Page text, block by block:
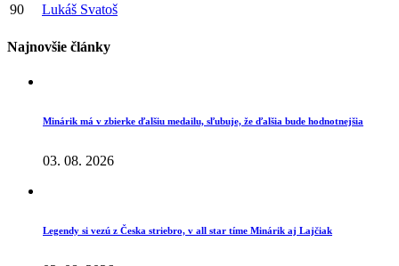
90
Lukáš Svatoš
Najnovšie články
Minárik má v zbierke ďalšiu medailu, sľubuje, že ďalšia bude hodnotnejšia
03. 08. 2026
Legendy si vezú z Česka striebro, v all star tíme Minárik aj Lajčiak